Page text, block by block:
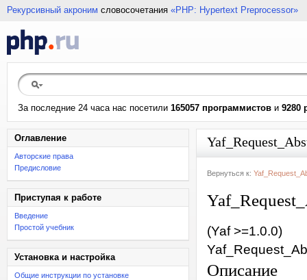
Рекурсивный акроним словосочетания «PHP: Hypertext Preprocessor»
За последние 24 часа нас посетили 165057 программистов и 9280
Оглавление
Авторские права
Предисловие
Приступая к работе
Введение
Простой учебник
Установка и настройка
Общие инструкции по установке
Вернуться к:
(Yaf >=1.0.0)
Описание